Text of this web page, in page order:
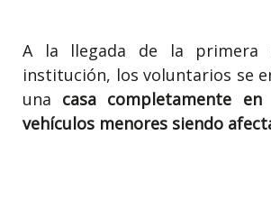
A la llegada de la primera
institución, los voluntarios se
una casa completamente
vehículos menores siendo